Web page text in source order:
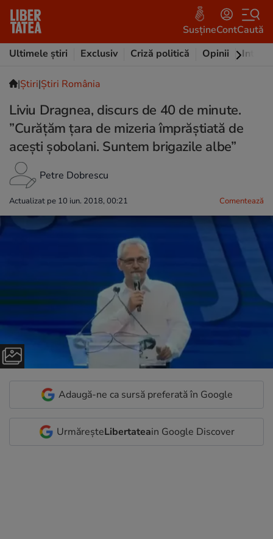
SusțineContCaută
Ultimele știri
Exclusiv Criză politică Opinii
|Ştiri|Știri România
Liviu Dragnea, discurs de 40 de minute.
”Curățăm țara de mizeria împrăștiată de
acești șobolani. Suntem brigazile albe”
Petre Dobrescu
Actualizat pe 10 iun. 2018, 00:21 Comentează
Adaugă-ne ca sursă preferată în Google
UrmăreșteLibertateain Google Discover